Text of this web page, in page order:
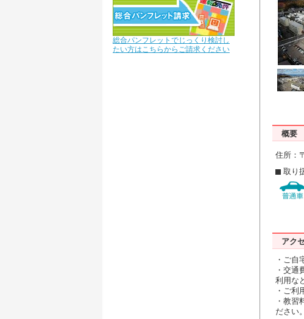
総合パンフレットでじっくり検討し
たい方はこちらからご請求ください
概要
住所：
取り
アク
・ご自
・交通
利用な
・ご利
・教習
ださい。